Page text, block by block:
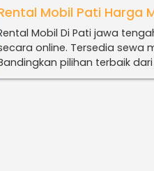
Mobil Pati Harga
Mobil Di Pati jawa
online. Tersedia sewa
pilihan terbaik